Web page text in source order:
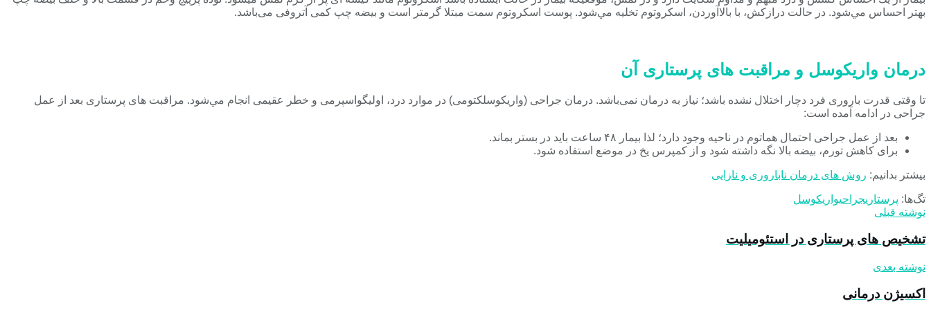
بهتر احساس مي‌شود. در حالت درازكش، با بالاآوردن، اسكروتوم تخليه مي‌شود. پوست اسكروتوم سمت مبتلا گرمتر است و بيضه چپ كمی آتروفی می‌باشد.
درمان واریکوسل و مراقبت های پرستاری آن
تا وقتی قدرت باروری فرد دچار اختلال نشده باشد؛ نياز به درمان نمی‌باشد. درمان جراحی (واريكوسلكتومی) در موارد درد، اوليگواسپرمی و خطر عقيمی انجام مي‌شود. مراقبت های پرستاری بعد از عمل
جراحی در ادامه آمده است:
بعد از عمل جراحی احتمال هماتوم در ناحيه وجود دارد؛ لذا بيمار ۴۸ ساعت بايد در بستر بماند.
برای كاهش تورم، بيضه بالا نگه داشته شود و از كمپرس يخ در موضع استفاده شود.
بیشتر بدانیم: روش های درمان ناباروری و نازایی
تگ‌ها: پرستاریجراحیواریکوسل
نوشته قبلی
تشخيص های پرستاری در استئومیلیت
نوشته بعدی
اکسیژن درمانی